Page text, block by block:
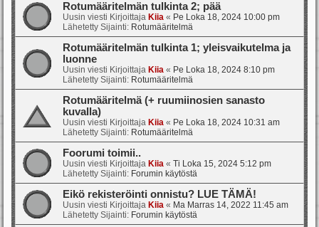
Rotumääritelmän tulkinta 2; pää
Uusin viesti Kirjoittaja Kiia « Pe Loka 18, 2024 10:00 pm
Lähetetty Sijainti: Rotumääritelmä
Rotumääritelmän tulkinta 1; yleisvaikutelma ja
luonne
Uusin viesti Kirjoittaja Kiia « Pe Loka 18, 2024 8:10 pm
Lähetetty Sijainti: Rotumääritelmä
Rotumääritelmä (+ ruumiinosien sanasto
kuvalla)
Uusin viesti Kirjoittaja Kiia « Pe Loka 18, 2024 10:31 am
Lähetetty Sijainti: Rotumääritelmä
Foorumi toimii..
Uusin viesti Kirjoittaja Kiia « Ti Loka 15, 2024 5:12 pm
Lähetetty Sijainti: Forumin käytöstä
Eikö rekisteröinti onnistu? LUE TÄMÄ!
Uusin viesti Kirjoittaja Kiia « Ma Marras 14, 2022 11:45 am
Lähetetty Sijainti: Forumin käytöstä